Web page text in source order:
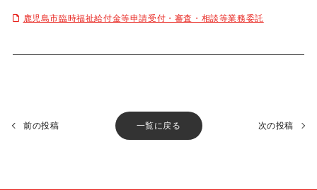
鹿児島市臨時福祉給付金等申請受付・審査・相談等業務委託
前の投稿 一覧に戻る 次の投稿